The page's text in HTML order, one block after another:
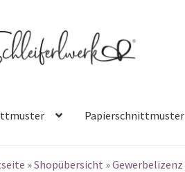
Papierschnittmuster
»Shopübersicht »Gewerbelizenz